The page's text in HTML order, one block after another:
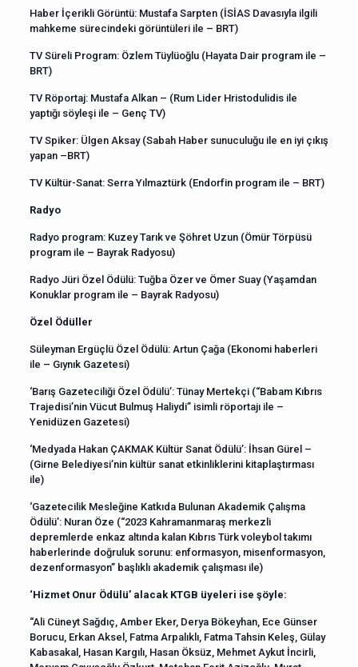
Haber İçerikli Görüntü: Mustafa Sarpten (İSİAS Davasıyla ilgili
mahkeme sürecindeki görüntüleri ile – BRT)
TV Süreli Program: Özlem Tüylüoğlu (Hayata Dair program ile –
BRT)
TV Röportaj: Mustafa Alkan – (Rum Lider Hristodulidis ile
yaptığı söyleşi ile – Genç TV)
TV Spiker: Ülgen Aksay (Sabah Haber sunuculuğu ile en iyi çıkış
yapan –BRT)
TV Kültür-Sanat: Serra Yılmaztürk (Endorfin program ile – BRT)
Radyo
Radyo program: Kuzey Tarık ve Şöhret Uzun (Ömür Törpüsü
program ile – Bayrak Radyosu)
Radyo Jüri Özel Ödülü: Tuğba Özer ve Ömer Suay (Yaşamdan
Konuklar program ile – Bayrak Radyosu)
Özel Ödüller
Süleyman Ergüçlü Özel Ödülü: Artun Çağa (Ekonomi haberleri
ile – Gıynık Gazetesi)
‘Barış Gazeteciliği Özel Ödülü’: Tünay Mertekçi (“Babam Kıbrıs
Trajedisi’nin Vücut Bulmuş Haliydi” isimli röportajı ile –
Yenidüzen Gazetesi)
‘Medyada Hakan ÇAKMAK Kültür Sanat Ödülü’: İhsan Gürel –
(Girne Belediyesi’nin kültür sanat etkinliklerini kitaplaştırması
ile)
‘Gazetecilik Mesleğine Katkıda Bulunan Akademik Çalışma
Ödülü’: Nuran Öze (“2023 Kahramanmaraş merkezli
depremlerde enkaz altında kalan Kıbrıs Türk voleybol takımı
haberlerinde doğruluk sorunu: enformasyon, misenformasyon,
dezenformasyon” başlıklı akademik çalışması ile)
‘Hizmet Onur Ödülü’ alacak KTGB üyeleri ise şöyle:
“Ali Cüneyt Sağdıç, Amber Eker, Derya Bökeyhan, Ece Günser
Borucu, Erkan Aksel, Fatma Arpalıklı, Fatma Tahsin Keleş, Gülay
Kabasakal, Hasan Kargılı, Hasan Öksüz, Mehmet Aykut İncirli,